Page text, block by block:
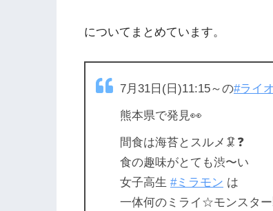
についてまとめています。
7月31日(日)11:15～の#ライ
熊本県で発見👀
間食は海苔とスルメ🦑❓
食の趣味がとても渋〜い
女子高生 #ミラモン は
一体何のミライ☆モンスタ